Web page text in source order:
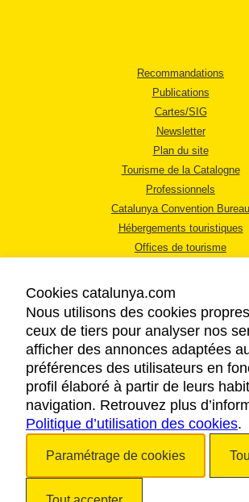
Recommandations
Publications
Cartes/SIG
Newsletter
Plan du site
Tourisme de la Catalogne
Professionnels
Catalunya Convention Bureau
Hébergements touristiques
Offices de tourisme
MENTIONS LÉGALES
RÈGLES DE
COOKIES
ACCESSIBILITÉ
Cookies catalunya.com
Nous utilisons des cookies
ceux de tiers pour analyser nos
afficher des annonces adaptées
préférences des utilisateurs en
profil élaboré à partir de leurs
navigation. Retrouvez plus
Politique d’utilisation des cookies.
Paramétrage de cookies